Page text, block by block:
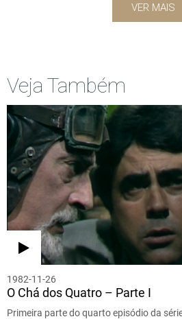
VER MAIS
Veja Também
1982-11-26
O Chá dos Quatro – Parte I
Primeira parte do quarto episódio da